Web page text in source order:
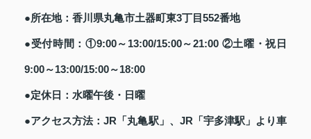
●所在地：香川県丸亀市土器町東3丁目552番地
●受付時間：①9:00～13:00/15:00～21:00 ②土曜・祝日
9:00～13:00/15:00～18:00
●定休日：水曜午後・日曜
●アクセス方法：JR「丸亀駅」、JR「宇多津駅」より車